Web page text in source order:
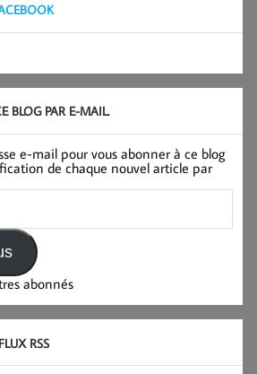
BLOG PAR E-MAIL.
e-mail pour vous abonner à ce blog
de chaque nouvel article par
abonnés
RSS